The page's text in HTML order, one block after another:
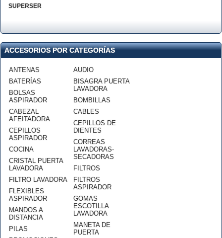
SUPERSER
ACCESORIOS POR CATEGORÍAS
ANTENAS
BATERÍAS
BOLSAS
ASPIRADOR
CABEZAL
AFEITADORA
CEPILLOS
ASPIRADOR
COCINA
CRISTAL PUERTA
LAVADORA
FILTRO LAVADORA
FLEXIBLES
ASPIRADOR
MANDOS A
DISTANCIA
PILAS
AUDIO
BISAGRA PUERTA
LAVADORA
BOMBILLAS
CABLES
CEPILLOS DE
DIENTES
CORREAS
LAVADORAS-
SECADORAS
FILTROS
FILTROS
ASPIRADOR
GOMAS
ESCOTILLA
LAVADORA
MANETA DE
PUERTA